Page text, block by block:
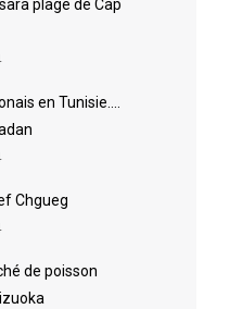
plage de Cap
en Tunisie….
Chgueg
de poisson